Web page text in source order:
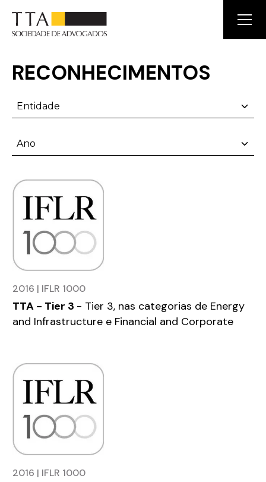
RECONHECIMENTOS
2016 | IFLR 1000
TTA - Tier 3 - Tier 3, nas categorias de Energy
and Infrastructure e Financial and Corporate
2016 | IFLR 1000